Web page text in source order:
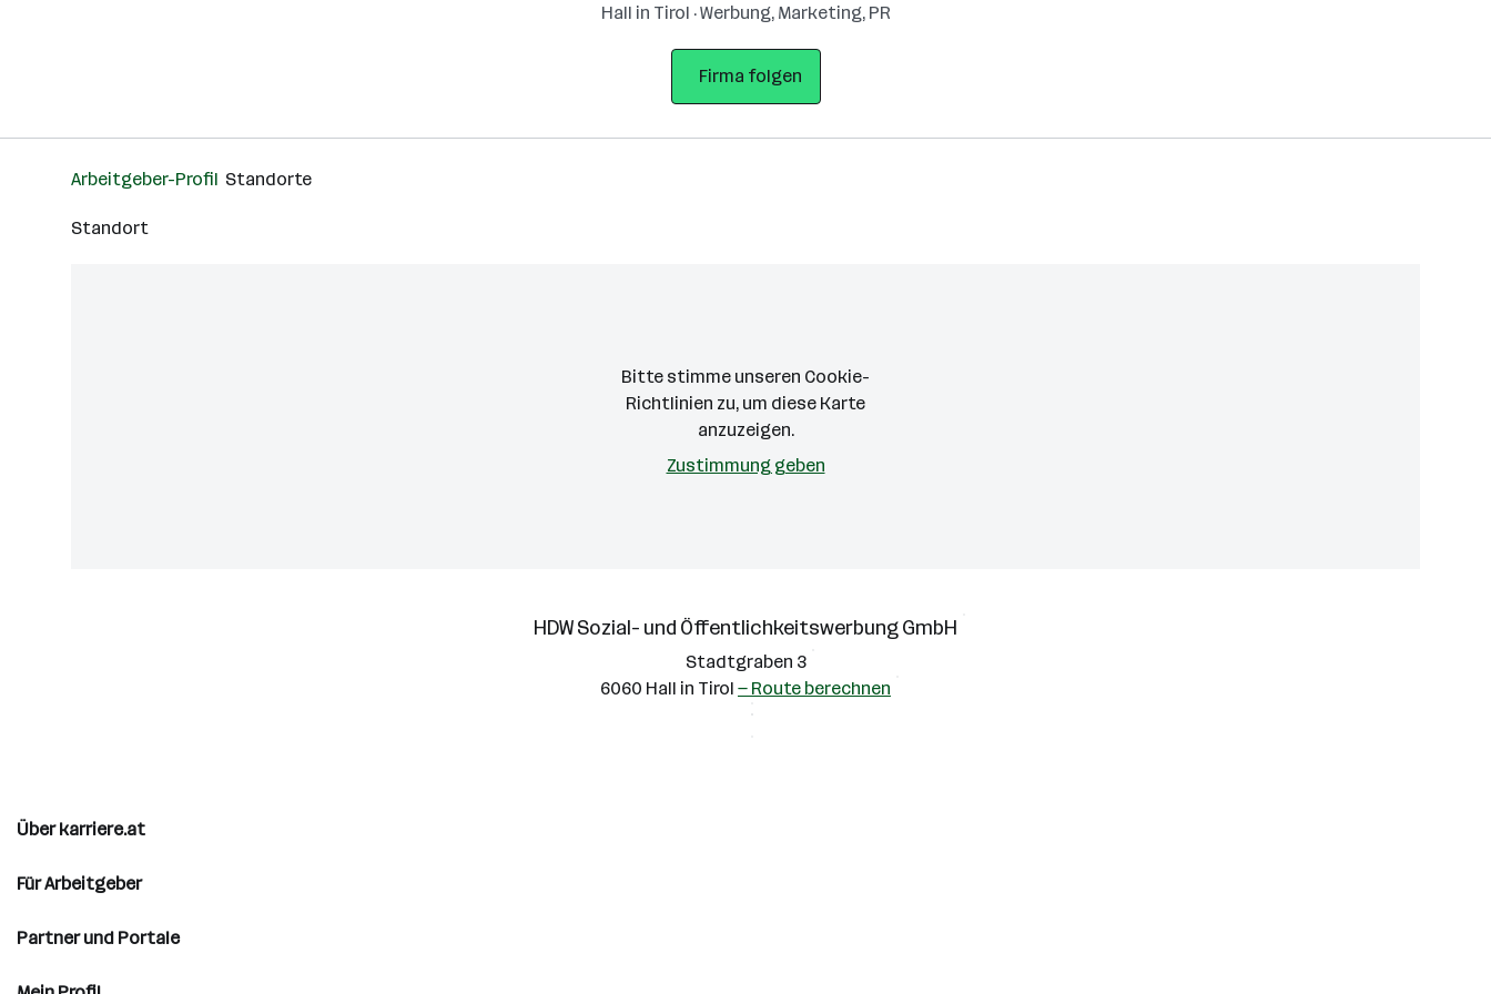
Hall in Tirol · Werbung, Marketing, PR
Firma folgen
Arbeitgeber-Profil Standorte
Standort
Bitte stimme unseren Cookie-
Richtlinien zu, um diese Karte
anzuzeigen.
Zustimmung geben
HDW Sozial- und Öffentlichkeitswerbung GmbH
Stadtgraben 3
6060 Hall in Tirol — Route berechnen
Über karriere.at
Für Arbeitgeber
Partner und Portale